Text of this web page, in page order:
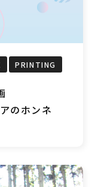
PRINTING
のホンネ